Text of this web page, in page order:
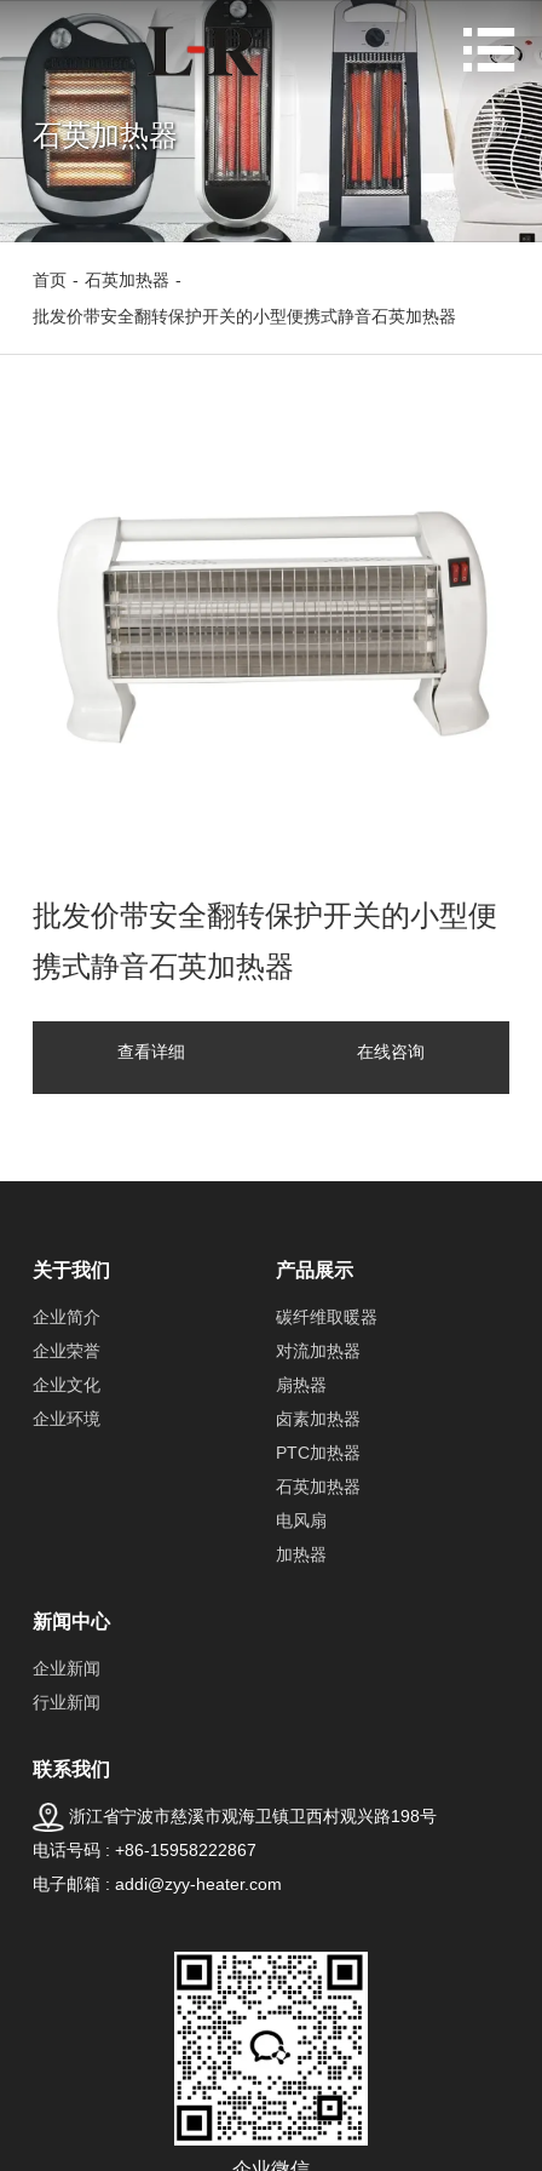

石英加热器
首页 - 石英加热器 -
批发价带安全翻转保护开关的小型便携式静音石英加热器
批发价带安全翻转保护开关的小型便
携式静音石英加热器
查看详细 在线咨询
关于我们
企业简介
企业荣誉
企业文化
企业环境
产品展示
碳纤维取暖器
对流加热器
扇热器
卤素加热器
PTC加热器
石英加热器
电风扇
加热器
新闻中心
企业新闻
行业新闻
联系我们
浙江省宁波市慈溪市观海卫镇卫西村观兴路198号
电话号码 : +86-15958222867
电子邮箱 : addi@zyy-heater.com